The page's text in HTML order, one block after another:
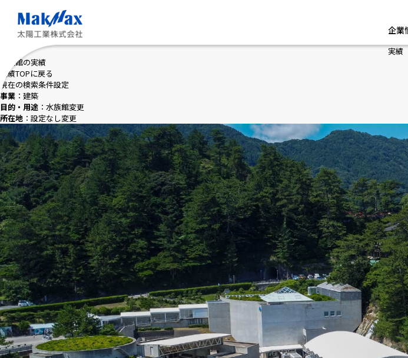
ン
ツ
に
ス
キ
ッ
プ
企業
実績
水族館の実績
実績TOPに戻る
現在の検索条件設定
事業 ：建築
目的・用途 ：水族館変更
所在地 ：設定なし変更